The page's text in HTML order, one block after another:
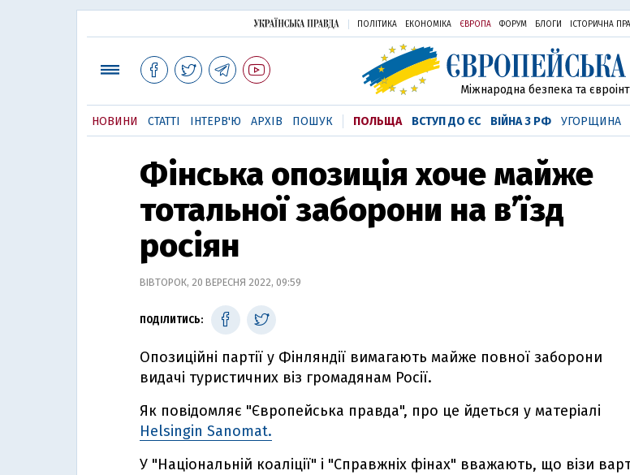
ПОЛІТИКА ЕКОНОМІКА ЄВРОПА ФОРУМ БЛОГИ ІСТОРИЧНА
Міжнародна безпека та
НОВИНИ СТАТТІ ІНТЕРВ'Ю АРХІВ ПОШУК ПОЛЬЩА ВСТУП ДО ЄС ВІЙНА З РФ УГОРЩИНА
Фінська опозиція хоче майже
тотальної заборони на в’їзд
росіян
ВІВТОРОК, 20 ВЕРЕСНЯ 2022, 09:59
ПОДІЛИТИСЬ:
Опозиційні партії у Фінляндії вимагають майже повної заборони
видачі туристичних віз громадянам Росії.
Як повідомляє "Європейська правда", про це йдеться у матеріалі
Helsingin Sanomat.
У "Національній коаліції" і "Справжніх фінах" вважають, що візи